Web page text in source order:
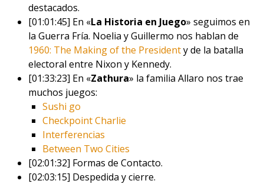
destacados.
[01:01:45] En «La Historia en Juego» seguimos en
la Guerra Fría. Noelia y Guillermo nos hablan de
1960: The Making of the Presidenty de la batalla
electoral entre Nixon y Kennedy.
[01:33:23] En «Zathura» la familia Allaro nos trae
muchos juegos:
Sushi go
Checkpoint Charlie
Interferencias
Between Two Cities
[02:01:32] Formas de Contacto.
[02:03:15] Despedida y cierre.